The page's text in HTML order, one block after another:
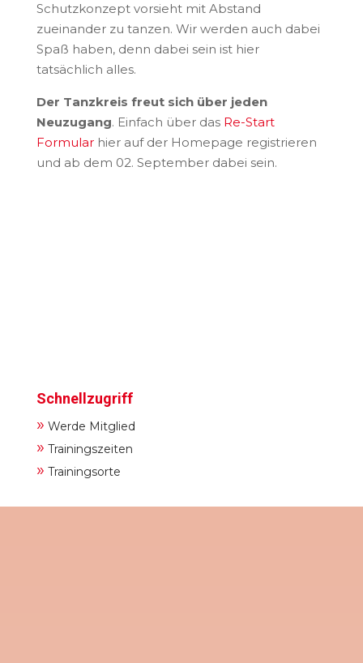
Schutzkonzept vorsieht mit Abstand
zueinander zu tanzen. Wir werden auch dabei
Spaß haben, denn dabei sein ist hier
tatsächlich alles.
Der Tanzkreis freut sich über jeden
Neuzugang. Einfach über das Re-Start
Formularhier auf der Homepage registrieren
und ab dem 02. September dabei sein.
Schnellzugriff
» Werde Mitglied
» Trainingszeiten
» Trainingsorte